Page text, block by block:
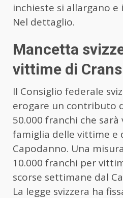
inchieste si allargano e
Nel dettaglio.
Mancetta
vittime di
Il Consiglio federale
erogare un contributo
50.000 franchi che
famiglia delle vittime e
Capodanno. Una
10.000 franchi per
scorse settimane dal
La legge svizzera ha